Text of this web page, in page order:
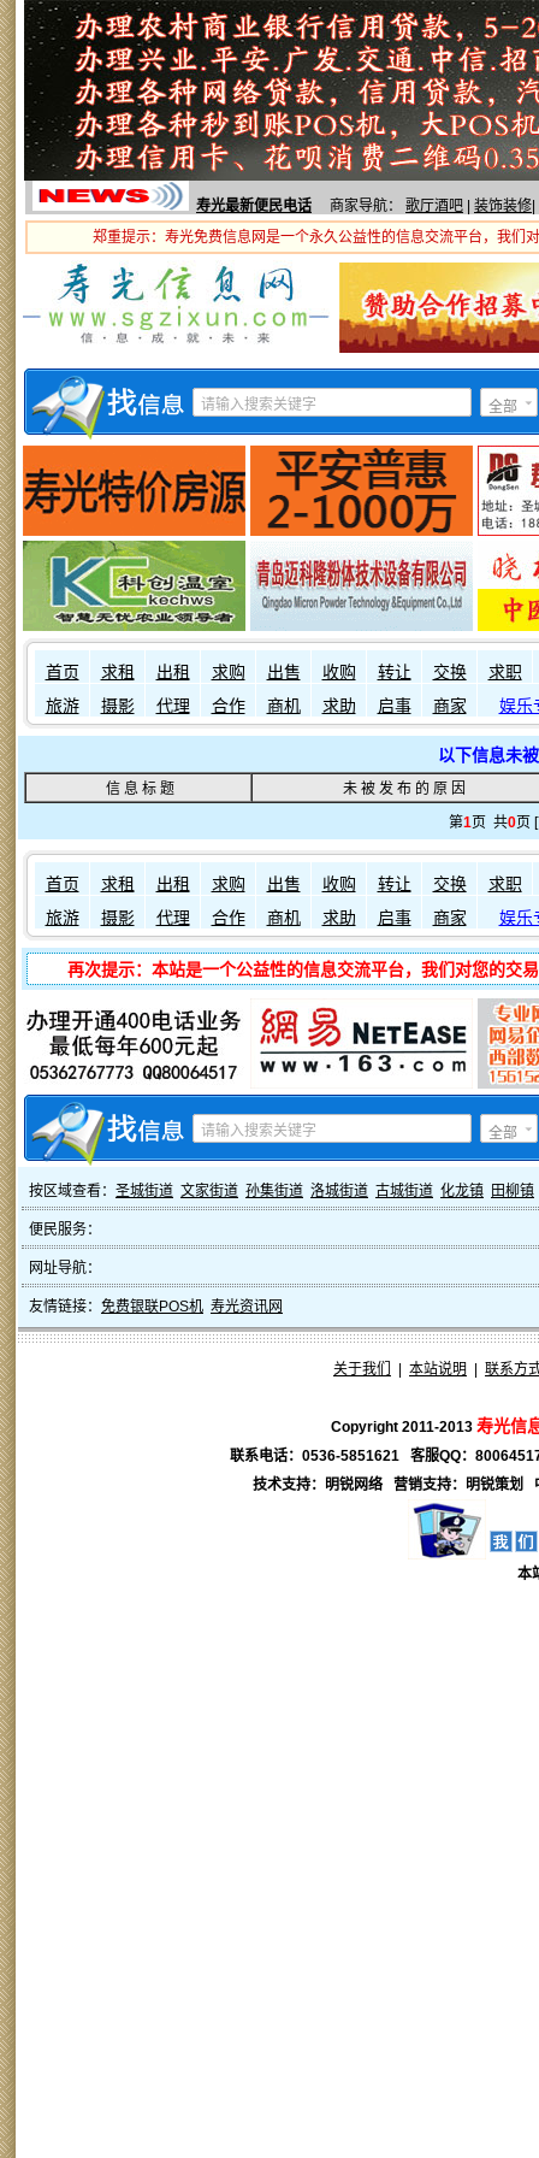
寿光最新便民电话 商家导航： 歌厅酒吧 装饰装修
郑重提示：寿光免费信息网是一个永久公益性的信息交流平台，我们
全部
首页 求租 出租 求购 出售 收购 转让 交换
求职
旅游
摄影 代理 合作 商机 求助 启事 商家 娱乐
以下信息未
信 息 标 题
未 被 发 布 的 原 因
第1页 共0页
首页 求租 出租 求购 出售 收购 转让 交换
求职
旅游
摄影 代理 合作 商机 求助 启事 商家 娱乐
再次提示：本站是一个公益性的信息交流平台，我们对您的交
全部
按区域查看： 圣城街道 文家街道 孙集街道 洛城街道 古城街道 化龙镇 田柳镇
便民服务：
网址导航：
友情链接： 免费银联POS机 寿光资讯网
关于我们 本站说明 联系方
Copyright 2011-2013 寿光信
联系电话：0536-5851621 客服QQ：
技术支持：明锐网络 营销支持： 明锐策划
本